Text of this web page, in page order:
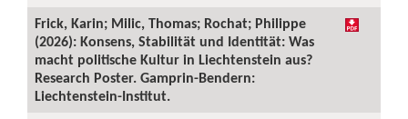
Frick, Karin; Milic, Thomas; Rochat; Philippe
(2026): Konsens, Stabilität und Identität: Was
macht politische Kultur in Liechtenstein aus?
Research Poster. Gamprin-Bendern:
Liechtenstein-Institut.